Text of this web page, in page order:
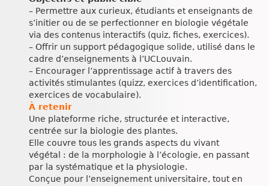
– Permettre aux curieux, étudiants et enseignants de
s’initier ou de se perfectionner en biologie végétale
via des contenus interactifs (quiz, fiches, exercices).
– Offrir un support pédagogique solide, utilisé dans le
cadre d’enseignements à l’UCLouvain.
– Encourager l’apprentissage actif à travers des
activités stimulantes (quizz, exercices d’identification,
exercices de vocabulaire).
À retenir
Une plateforme riche, structurée et interactive,
centrée sur la biologie des plantes.
Elle couvre tous les grands aspects du vivant
végétal : de la morphologie à l’écologie, en passant
par la systématique et la physiologie.
Conçue pour l’enseignement universitaire, tout en